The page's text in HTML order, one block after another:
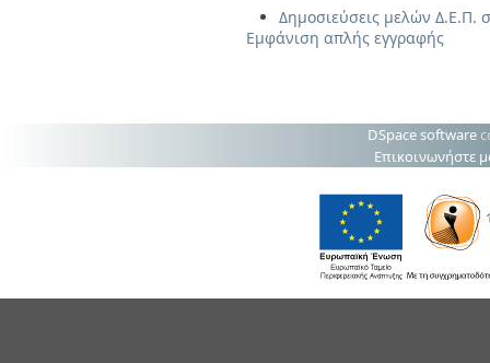
Δημοσιεύσεις μελών Δ.Ε.Π.
Εμφάνιση απλής εγγραφής
DSpace software
Επικοινωνήστε